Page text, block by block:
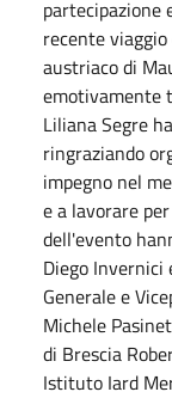
partecipazione
recente
austriaco di
emotivamente
Liliana Segre
ringraziando
impegno nel
e a lavorare
dell'evento
Diego
Generale e
Michele
di Brescia
Istituto Iard